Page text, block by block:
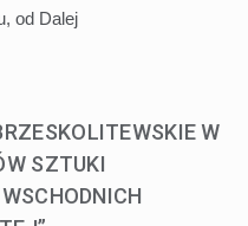
od Dalej
W
SZTUKI